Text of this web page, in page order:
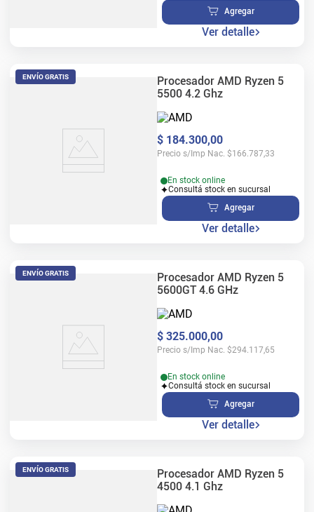
Agregar
Ver detalle
ENVÍO GRATIS
Procesador AMD Ryzen 5
5500 4.2 Ghz
$ 184.300,00
Precio s/Imp Nac. $166.787,33
En stock online
Consultá stock en sucursal
Agregar
Ver detalle
ENVÍO GRATIS
Procesador AMD Ryzen 5
5600GT 4.6 GHz
$ 325.000,00
Precio s/Imp Nac. $294.117,65
En stock online
Consultá stock en sucursal
Agregar
Ver detalle
ENVÍO GRATIS
Procesador AMD Ryzen 5
4500 4.1 Ghz